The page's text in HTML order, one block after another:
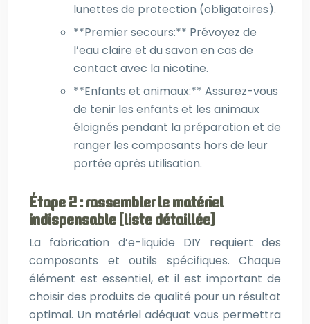
lunettes de protection (obligatoires).
**Premier secours:** Prévoyez de
l’eau claire et du savon en cas de
contact avec la nicotine.
**Enfants et animaux:** Assurez-vous
de tenir les enfants et les animaux
éloignés pendant la préparation et de
ranger les composants hors de leur
portée après utilisation.
Étape 2 : rassembler le matériel
indispensable (liste détaillée)
La fabrication d’e-liquide DIY requiert des
composants et outils spécifiques. Chaque
élément est essentiel, et il est important de
choisir des produits de qualité pour un résultat
optimal. Un matériel adéquat vous permettra